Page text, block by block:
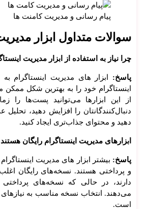
تو
توس
عه
نرم
افزا
ساما
نه‌ها
سیس
پیام رسانی و مدیریت کامنت ها
سوالات متداول ابزار
چرا نیاز به استفاده از ابزار مدیریت
پاسخ: ابزار های مدیریت اینستاگرام
اینستاگرام خود را به بهترین شکل ممکن
از این ابزارها می‌توانید پست‌ها را
دنبال‌کنندگانتان را افزایش دهید، تحلیل
دهید و محتوای جذاب‌تری ایجاد کنید.
ابزارهای مدیریت اینستاگرام رایگان هستند
پاسخ: بیشتر ابزار های مدیریت
و پرداختی هستند. نسخه‌های رایگان
دارند، در حالی که نسخه‌های پرداختی
می‌دهند. انتخاب نسخه مناسب به نیازهای
است.